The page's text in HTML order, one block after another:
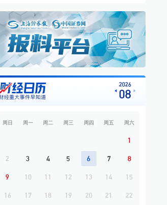
7 专题·个股异动 | 603221，10连板
8
专题·板块异动 | 煤炭板块大幅上涨 昊华能
源等多股涨停
9
专题·国际晨讯 | 闪迪、西部数据美股盘后大
跌 黄金强势反弹
10 开盘必读 2026
08
周日 周一 周二 周三 周四 周五 周六
1
2 3 4 5 6 7 8
9 10 11 12 13 14 15
16 17 18 19 20 21 22